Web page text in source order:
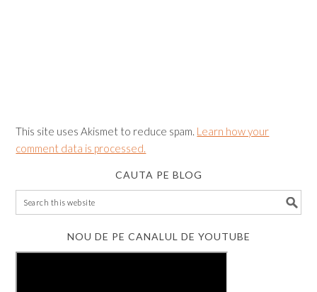
This site uses Akismet to reduce spam. Learn how your
comment data is processed.
CAUTA PE BLOG
NOU DE PE CANALUL DE YOUTUBE